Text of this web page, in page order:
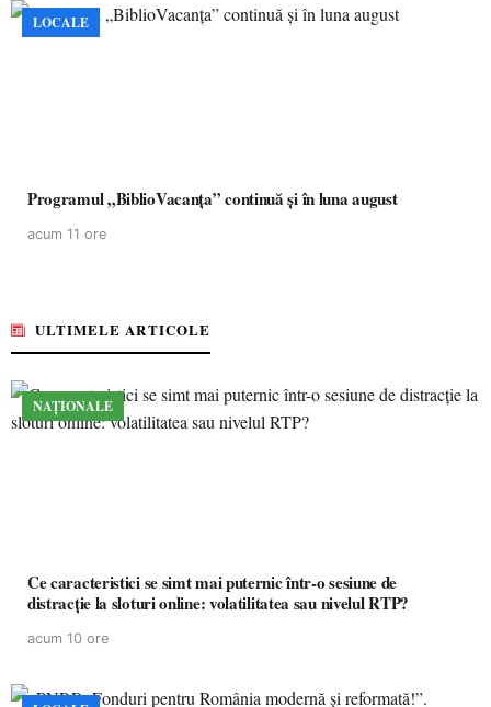
LOCALE
Programul „BiblioVacanța” continuă și în luna august
acum 11 ore
ULTIMELE ARTICOLE
NAȚIONALE
Ce caracteristici se simt mai puternic într-o sesiune de
distracție la sloturi online: volatilitatea sau nivelul RTP?
acum 10 ore